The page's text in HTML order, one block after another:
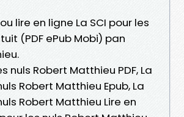
lire en ligne La SCI pour les
(PDF ePub Mobi) pan
nuls Robert Matthieu PDF, La
Robert Matthieu Epub, La
Robert Matthieu Lire en